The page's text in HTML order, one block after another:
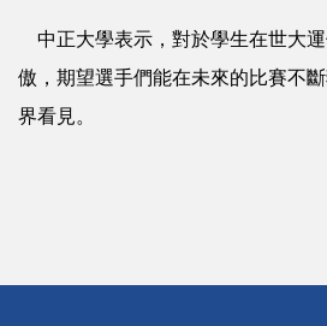
中正大學表示，對於學生在世大
傲，期望選手們能在未來的比賽不
界看見。